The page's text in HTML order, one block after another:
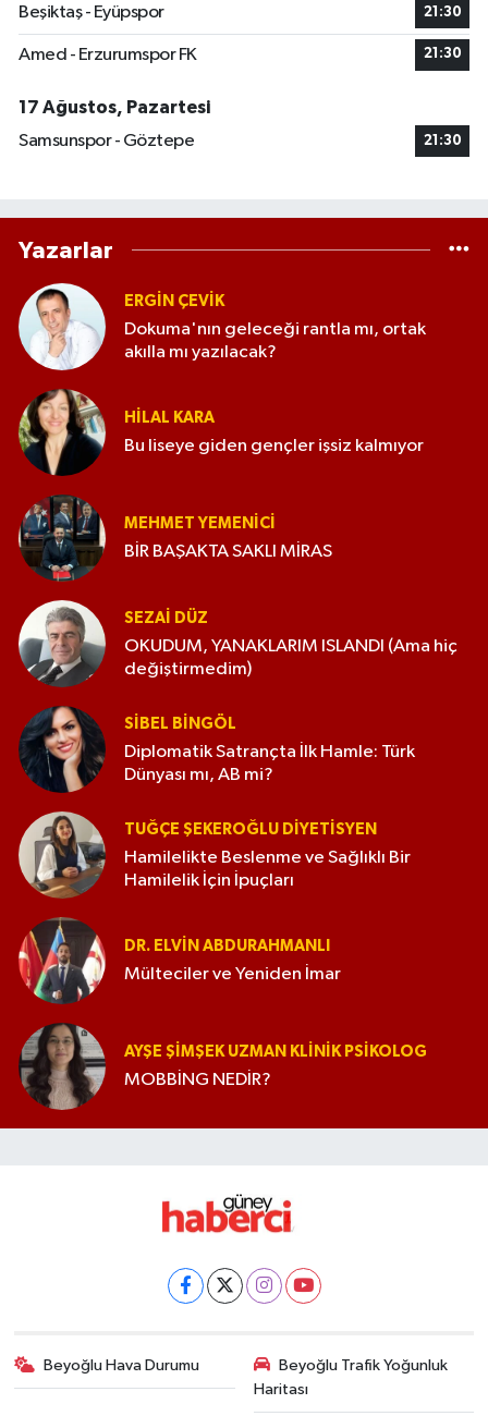
Beşiktaş - Eyüpspor 21:30
Amed - Erzurumspor FK 21:30
17 Ağustos, Pazartesi
Samsunspor - Göztepe
21:30
Yazarlar
ERGIN ÇEVİK
Dokuma'nın geleceği rantla mı, ortak
akılla mı yazılacak?
HILAL KARA
Bu liseye giden gençler işsiz kalmıyor
MEHMET YEMENICI
BİR BAŞAKTA SAKLI MİRAS
SEZAI DÜZ
OKUDUM, YANAKLARIM ISLANDI (Ama hiç
değiştirmedim)
SIBEL BINGÖL
Diplomatik Satrançta İlk Hamle: Türk
Dünyası mı, AB mi?
TUĞÇE ŞEKEROĞLU DIYETISYEN
Hamilelikte Beslenme ve Sağlıklı Bir
Hamilelik İçin İpuçları
DR. ELVIN ABDURAHMANLI
Mülteciler ve Yeniden İmar
AYŞE ŞIMŞEK UZMAN KLINIK PSIKOLOG
MOBBİNG NEDİR?
Beyoğlu Hava Durumu
Beyoğlu Trafik Yoğunluk
Haritası